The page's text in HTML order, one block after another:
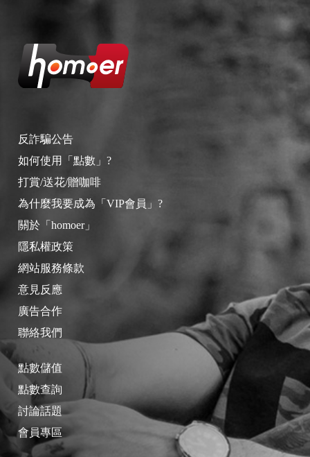
反詐騙公告
如何使用「點數」?
打賞/送花/贈咖啡
為什麼我要成為「VIP會員」?
關於「homoer」
隱私權政策
網站服務條款
意見反應
廣告合作
聯絡我們
點數儲值
點數查詢
討論話題
會員專區